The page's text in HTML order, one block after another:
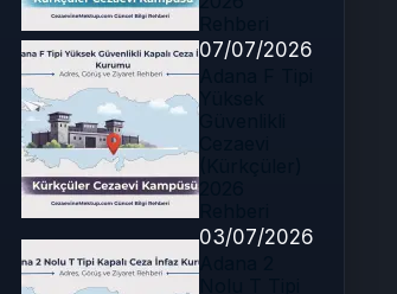
07/07/2026
03/07/2026